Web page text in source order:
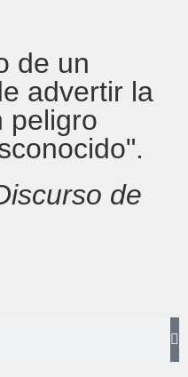
de un
advertir la
peligro
de